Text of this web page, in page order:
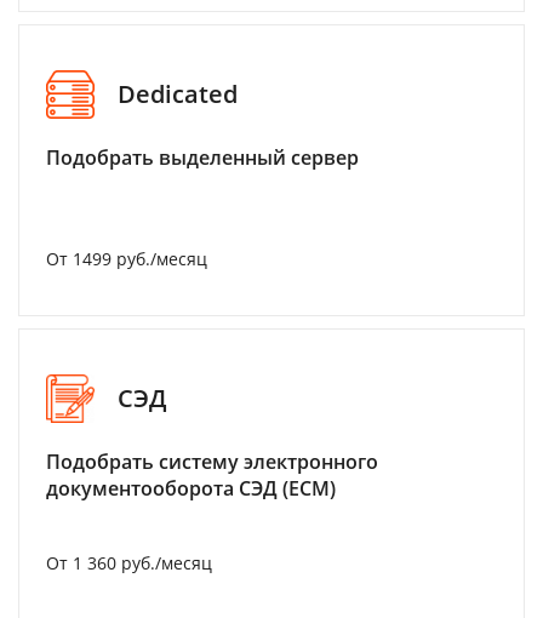
Dedicated
Подобрать выделенный сервер
От 1499 руб./месяц
СЭД
Подобрать систему электронного
документооборота СЭД (ECM)
От 1 360 руб./месяц